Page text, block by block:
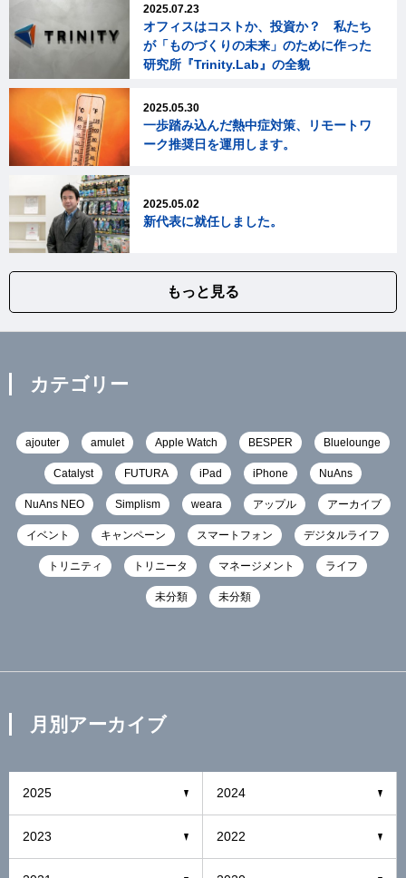
2025.07.23
オフィスはコストか、投資か？ 私たち
が「ものづくりの未来」のために作った
研究所『Trinity.Lab』の全貌
2025.05.30
一歩踏み込んだ熱中症対策、リモートワ
ーク推奨日を運用します。
2025.05.02
新代表に就任しました。
もっと見る
カテゴリー
ajouter amulet Apple Watch BESPER Bluelounge
Catalyst FUTURA iPad iPhone NuAns
NuAns NEO Simplism weara アップル アーカイブ
イベント キャンペーン スマートフォン デジタルライフ
トリニティ トリニータ マネージメント ライフ
未分類 未分類
月別アーカイブ
2025 2024
2023 2022